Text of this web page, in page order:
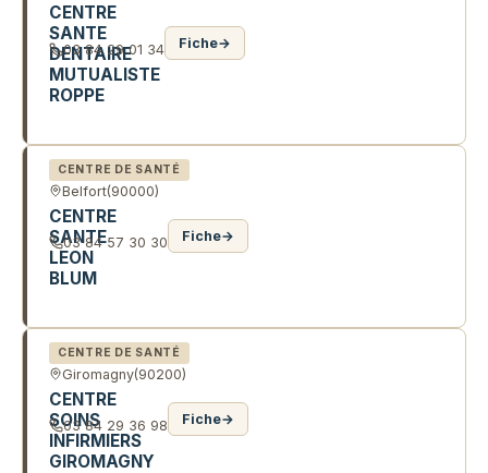
CENTRE
SANTE
DENTAIRE
MUTUALISTE
ROPPE
03 84 29 01 34 Fiche→
CENTRE DE SANTÉ
Belfort(90000)
CENTRE
SANTE
LEON
BLUM
03 84 57 30 30 Fiche→
CENTRE DE SANTÉ
Giromagny(90200)
CENTRE
SOINS
INFIRMIERS
GIROMAGNY
03 84 29 36 98 Fiche→